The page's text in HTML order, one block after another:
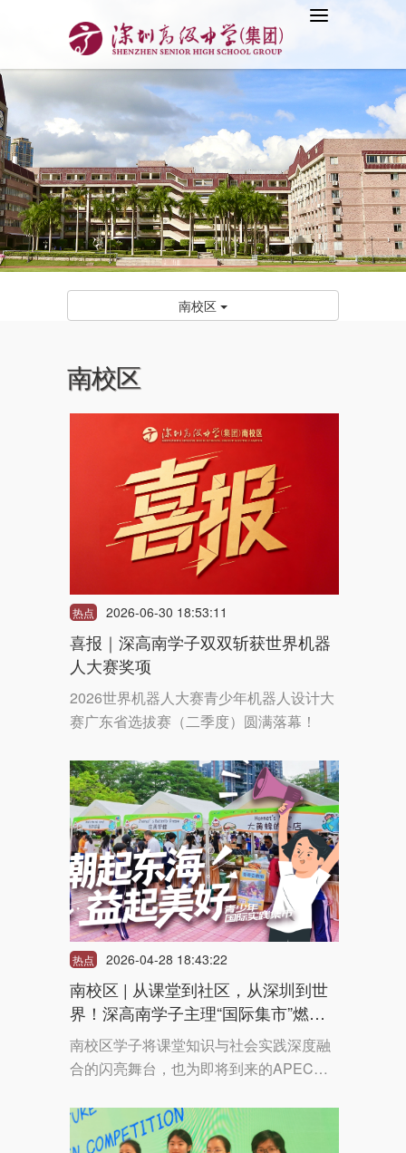
南校区
南校区
热点 2026-06-30 18:53:11
喜报｜深高南学子双双斩获世界机器
人大赛奖项
2026世界机器人大赛青少年机器人设计大
赛广东省选拔赛（二季度）圆满落幕！
热点 2026-04-28 18:43:22
南校区 | 从课堂到社区，从深圳到世
界！深高南学子主理“国际集市”燃动
东海！
南校区学子将课堂知识与社会实践深度融
合的闪亮舞台，也为即将到来的APEC盛